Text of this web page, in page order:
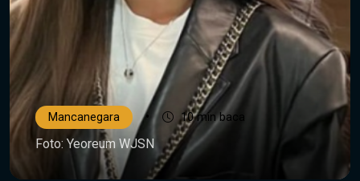
Mancanegara • 10 min baca
Foto: Yeoreum WJSN